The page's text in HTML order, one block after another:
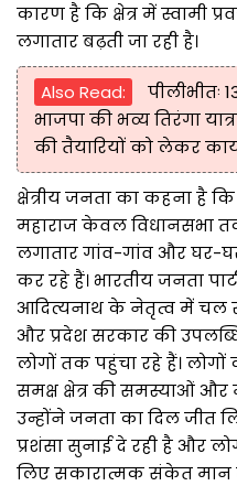
कारण है कि क्षेत्र में स्वामी
लगातार बढ़ती जा रही है।
Also Read:
पीलीभीतः
भाजपा की भव्य तिरंगा
की तैयारियों को लेकर
क्षेत्रीय जनता का कहना है
महाराज केवल विधानसभा
लगातार गांव-गांव और घर-
कर रहे हैं। भारतीय जनता
आदित्यनाथ के नेतृत्व में चल
और प्रदेश सरकार की
लोगों तक पहुंचा रहे हैं।
समक्ष क्षेत्र की समस्याओं
उन्होंने जनता का दिल जीत
प्रशंसा सुनाई दे रही है और
लिए सकारात्मक संकेत मान